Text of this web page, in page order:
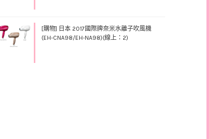
[購物] 日本 2017國際牌奈米水離子吹風機
(EH-CNA98/EH-NA98)(線上：2)